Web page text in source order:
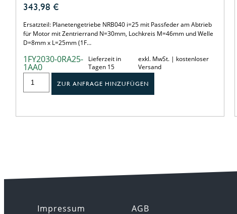
343,98 €
Ersatzteil: Planetengetriebe NRB040 i=25 mit Passfeder am Abtrieb
für Motor mit Zentrierrand N=30mm, Lochkreis M=46mm und Welle
D=8mm x L=25mm (1F…
1FY2030-0RA25-
1AA0
Lieferzeit in
Tagen 15
exkl. MwSt. | kostenloser
Versand
ZUR ANFRAGE HINZUFÜGEN
Impressum AGB